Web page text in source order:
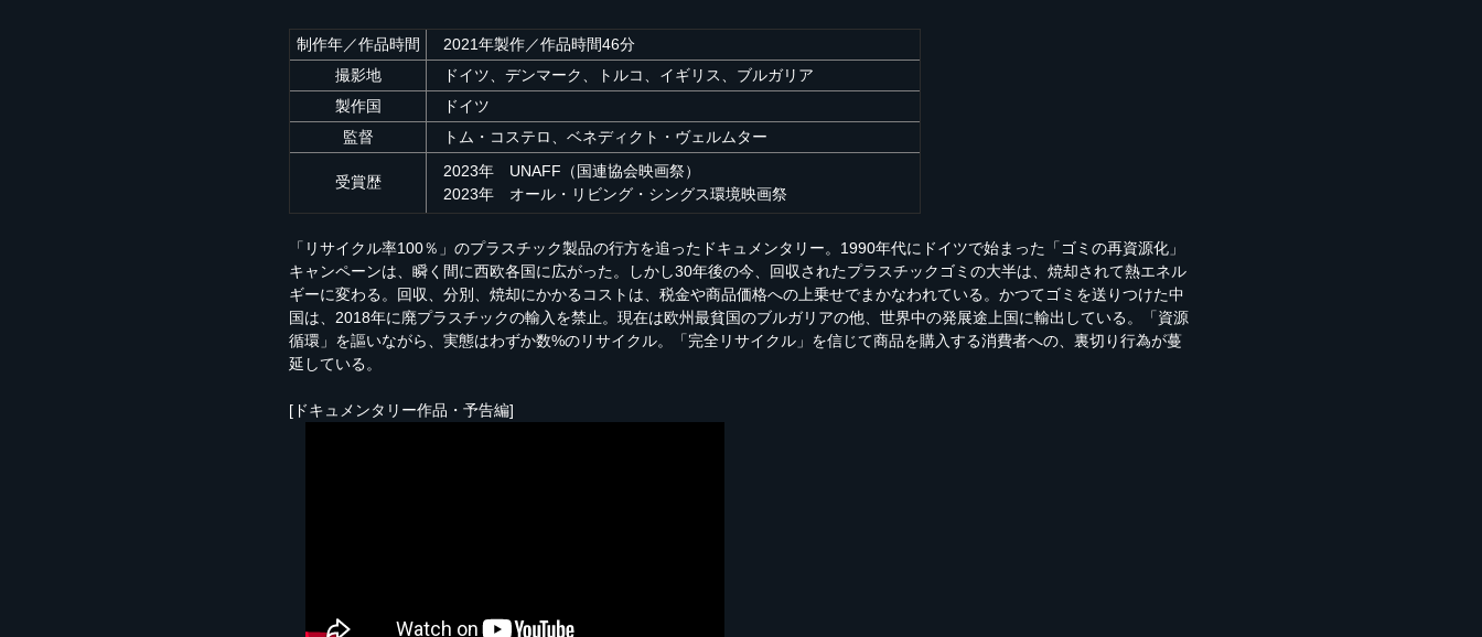
制作年／作品時間
2021年製作／作品時間46分
撮影地
ドイツ、デンマーク、トルコ、イギリス、ブルガリア
製作国
ドイツ
監督
トム・コステロ、ベネディクト・ヴェルムター
受賞歴
2023年 UNAFF（国連協会映画祭）
2023年 オール・リビング・シングス環境映画祭
「リサイクル率100％」のプラスチック製品の行方を追ったドキュメンタリー。1990年代にドイツで始まった「ゴミの再資源化」
キャンペーンは、瞬く間に西欧各国に広がった。しかし30年後の今、回収されたプラスチックゴミの大半は、焼却されて熱エネル
ギーに変わる。回収、分別、焼却にかかるコストは、税金や商品価格への上乗せでまかなわれている。かつてゴミを送りつけた中
国は、2018年に廃プラスチックの輸入を禁止。現在は欧州最貧国のブルガリアの他、世界中の発展途上国に輸出している。「資源
循環」を謳いながら、実態はわずか数%のリサイクル。「完全リサイクル」を信じて商品を購入する消費者への、裏切り行為が蔓
延している。
[ドキュメンタリー作品・予告編]